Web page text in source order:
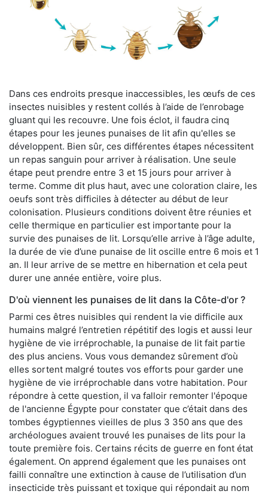
Dans ces endroits presque inaccessibles, les œufs de ces
insectes nuisibles y restent collés à l’aide de l’enrobage
gluant qui les recouvre. Une fois éclot, il faudra cinq
étapes pour les jeunes punaises de lit afin qu'elles se
développent. Bien sûr, ces différentes étapes nécessitent
un repas sanguin pour arriver à réalisation. Une seule
étape peut prendre entre 3 et 15 jours pour arriver à
terme. Comme dit plus haut, avec une coloration claire, les
oeufs sont très difficiles à détecter au début de leur
colonisation. Plusieurs conditions doivent être réunies et
celle thermique en particulier est importante pour la
survie des punaises de lit. Lorsqu’elle arrive à l’âge adulte,
la durée de vie d’une punaise de lit oscille entre 6 mois et 1
an. Il leur arrive de se mettre en hibernation et cela peut
durer une année entière, voire plus.
D'où viennent les punaises de lit dans la Côte-d'or ?
Parmi ces êtres nuisibles qui rendent la vie difficile aux
humains malgré l’entretien répétitif des logis et aussi leur
hygiène de vie irréprochable, la punaise de lit fait partie
des plus anciens. Vous vous demandez sûrement d’où
elles sortent malgré toutes vos efforts pour garder une
hygiène de vie irréprochable dans votre habitation. Pour
répondre à cette question, il va falloir remonter l'époque
de l'ancienne Égypte pour constater que c’était dans des
tombes égyptiennes vieilles de plus 3 350 ans que des
archéologues avaient trouvé les punaises de lits pour la
toute première fois. Certains récits de guerre en font état
également. On apprend également que les punaises ont
failli connaître une extinction à cause de l’utilisation d’un
insecticide très puissant et toxique qui répondait au nom